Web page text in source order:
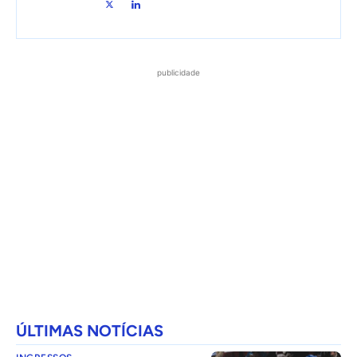
publicidade
ÚLTIMAS NOTÍCIAS